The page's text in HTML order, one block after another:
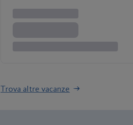
Trova altre vacanze